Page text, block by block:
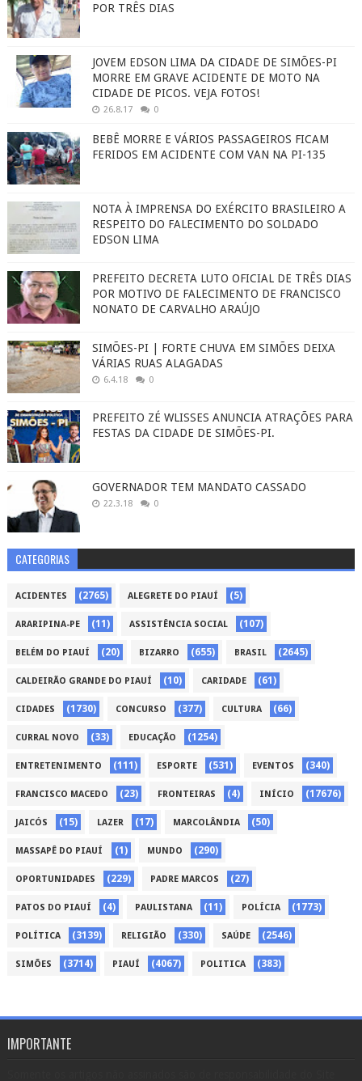
POR TRÊS DIAS
JOVEM EDSON LIMA DA CIDADE DE SIMÕES-PI
MORRE EM GRAVE ACIDENTE DE MOTO NA
CIDADE DE PICOS. VEJA FOTOS!
26.8.17 0
BEBÊ MORRE E VÁRIOS PASSAGEIROS FICAM
FERIDOS EM ACIDENTE COM VAN NA PI-135
NOTA À IMPRENSA DO EXÉRCITO BRASILEIRO A
RESPEITO DO FALECIMENTO DO SOLDADO
EDSON LIMA
PREFEITO DECRETA LUTO OFICIAL DE TRÊS DIAS
POR MOTIVO DE FALECIMENTO DE FRANCISCO
NONATO DE CARVALHO ARAÚJO
SIMÕES-PI | FORTE CHUVA EM SIMÕES DEIXA
VÁRIAS RUAS ALAGADAS
6.4.18 0
PREFEITO ZÉ WLISSES ANUNCIA ATRAÇÕES PARA
FESTAS DA CIDADE DE SIMÕES-PI.
GOVERNADOR TEM MANDATO CASSADO
22.3.18 0
CATEGORIAS
ACIDENTES (2765) ALEGRETE DO PIAUÍ (5)
ARARIPINA-PE (11) ASSISTÊNCIA SOCIAL (107)
BELÉM DO PIAUÍ (20) BIZARRO (655) BRASIL (2645)
CALDEIRÃO GRANDE DO PIAUÍ (10) CARIDADE (61)
CIDADES (1730) CONCURSO (377) CULTURA (66)
CURRAL NOVO (33) EDUCAÇÃO (1254)
ENTRETENIMENTO (111) ESPORTE (531) EVENTOS (340)
FRANCISCO MACEDO (23) FRONTEIRAS (4) INÍCIO (17676)
JAICÓS (15) LAZER (17) MARCOLÂNDIA (50)
MASSAPÊ DO PIAUÍ (1) MUNDO (290)
OPORTUNIDADES (229) PADRE MARCOS (27)
PATOS DO PIAUÍ (4) PAULISTANA (11) POLÍCIA (1773)
POLÍTICA (3139) RELIGIÃO (330) SAÚDE (2546)
SIMÕES (3714) PIAUÍ (4067) POLITICA (383)
IMPORTANTE